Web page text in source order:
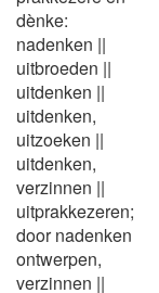
dènke:
nadenken ||
uitbroeden ||
uitdenken ||
uitdenken,
uitzoeken ||
uitdenken,
verzinnen ||
uitprakkezeren;
door nadenken
ontwerpen,
verzinnen ||